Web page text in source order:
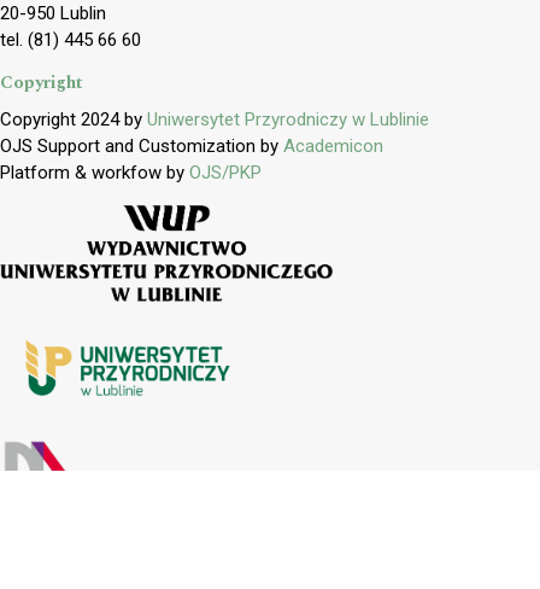
20-950 Lublin
tel. (81) 445 66 60
Copyright
Copyright 2024 by Uniwersytet Przyrodniczy w Lublinie
OJS Support and Customization by Academicon
Platform & workfow by OJS/PKP